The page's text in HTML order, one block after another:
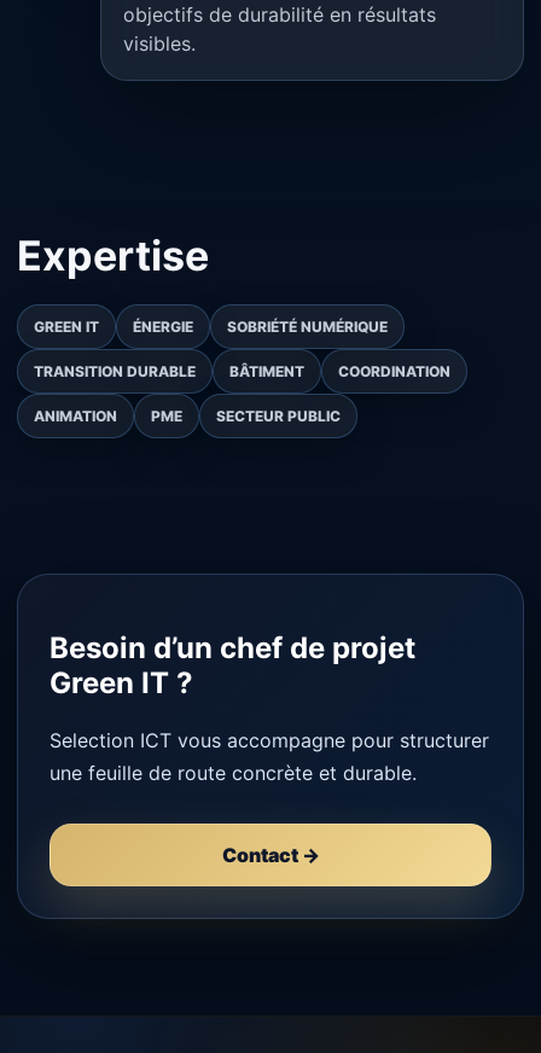
objectifs de durabilité en résultats
visibles.
Expertise
GREEN IT ÉNERGIE SOBRIÉTÉ NUMÉRIQUE
TRANSITION DURABLE BÂTIMENT COORDINATION
ANIMATION PME SECTEUR PUBLIC
Besoin d’un chef de projet
Green IT ?
Selection ICT vous accompagne pour structurer
une feuille de route concrète et durable.
Contact →